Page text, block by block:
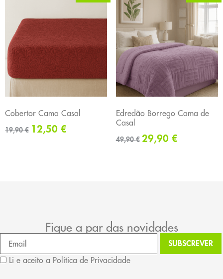
Cobertor Cama Casal
19,90€ 12,50 €
Edredão Borrego Cama de
Casal
49,90€ 29,90 €
Fique a par das novidades
Li e aceito a Política de Privacidade